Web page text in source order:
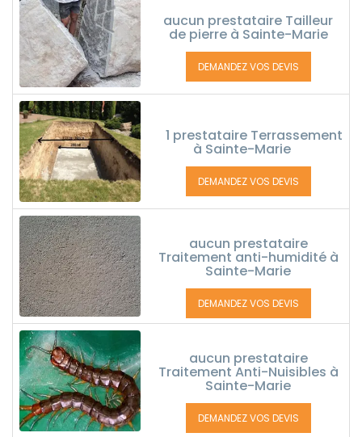
aucun prestataire Tailleur
de pierre à Sainte-Marie
DEMANDEZ VOS DEVIS
1 prestataire Terrassement
à Sainte-Marie
DEMANDEZ VOS DEVIS
aucun prestataire
Traitement anti-humidité à
Sainte-Marie
DEMANDEZ VOS DEVIS
aucun prestataire
Traitement Anti-Nuisibles à
Sainte-Marie
DEMANDEZ VOS DEVIS